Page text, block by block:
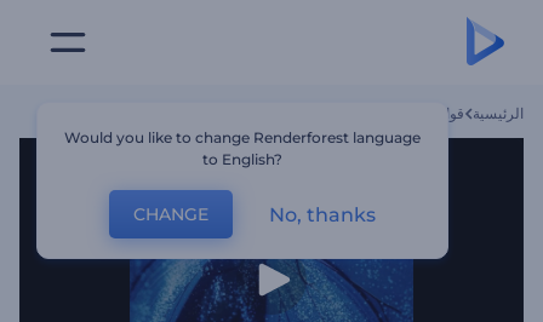
الرئيسية قوالب
Would you like to change Renderforest language
to English?
CHANGE No, thanks